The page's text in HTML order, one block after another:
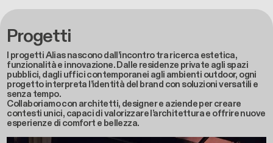
Progetti
I progetti Alias nascono dall’incontro tra ricerca estetica,
funzionalità e innovazione. Dalle residenze private agli spazi
pubblici, dagli uffici contemporanei agli ambienti outdoor, ogni
progetto interpreta l’identità del brand con soluzioni versatili e
senza tempo.
Collaboriamo con architetti, designer e aziende per creare
contesti unici, capaci di valorizzare l’architettura e offrire nuove
esperienze di comfort e bellezza.